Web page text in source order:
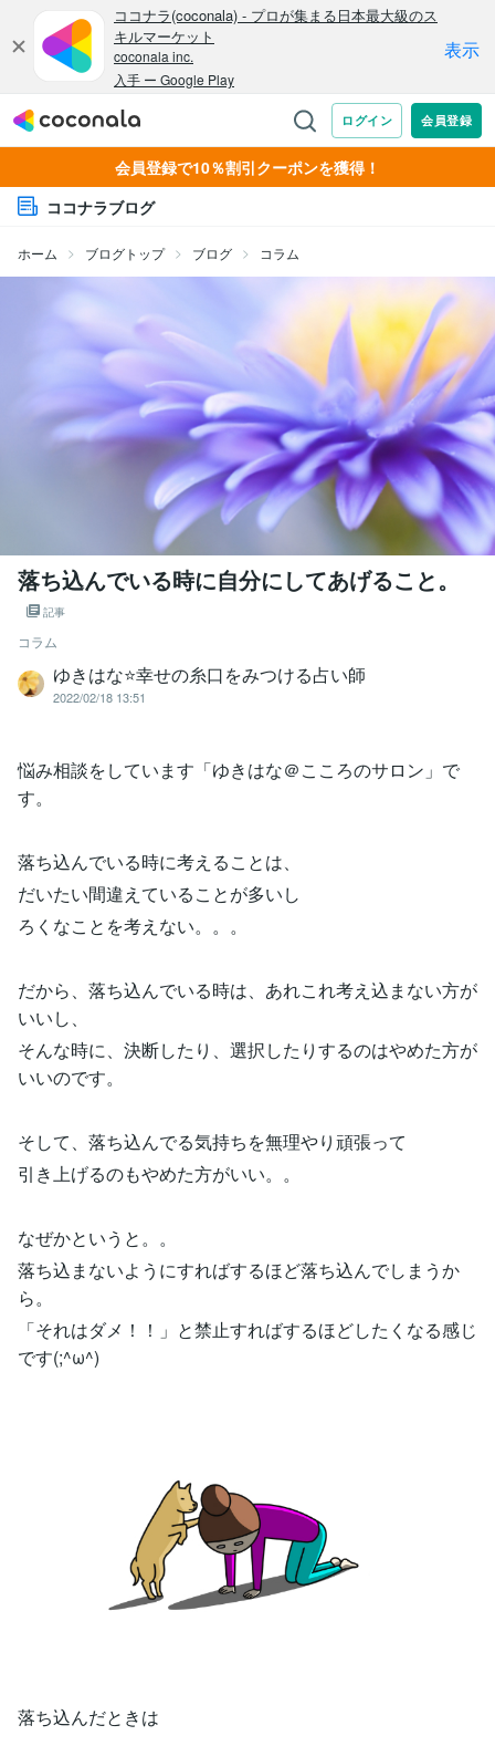
会員登録で10％割引クーポンを獲得！
ココナラブログ
ホーム ブログトップ ブログ コラム
落ち込んでいる時に自分にしてあげること。
記事
コラム
ゆきはな⭐幸せの糸口をみつける占い師
2022/02/18 13:51
悩み相談をしています「ゆきはな＠こころのサロン」で
す。
落ち込んでいる時に考えることは、
だいたい間違えていることが多いし
ろくなことを考えない。。。
だから、落ち込んでいる時は、あれこれ考え込まない方が
いいし、
そんな時に、決断したり、選択したりするのはやめた方が
いいのです。
そして、落ち込んでる気持ちを無理やり頑張って
引き上げるのもやめた方がいい。。
なぜかというと。。
落ち込まないようにすればするほど落ち込んでしまうか
ら。
「それはダメ！！」と禁止すればするほどしたくなる感じ
です(;^ω^)
落ち込んだときは